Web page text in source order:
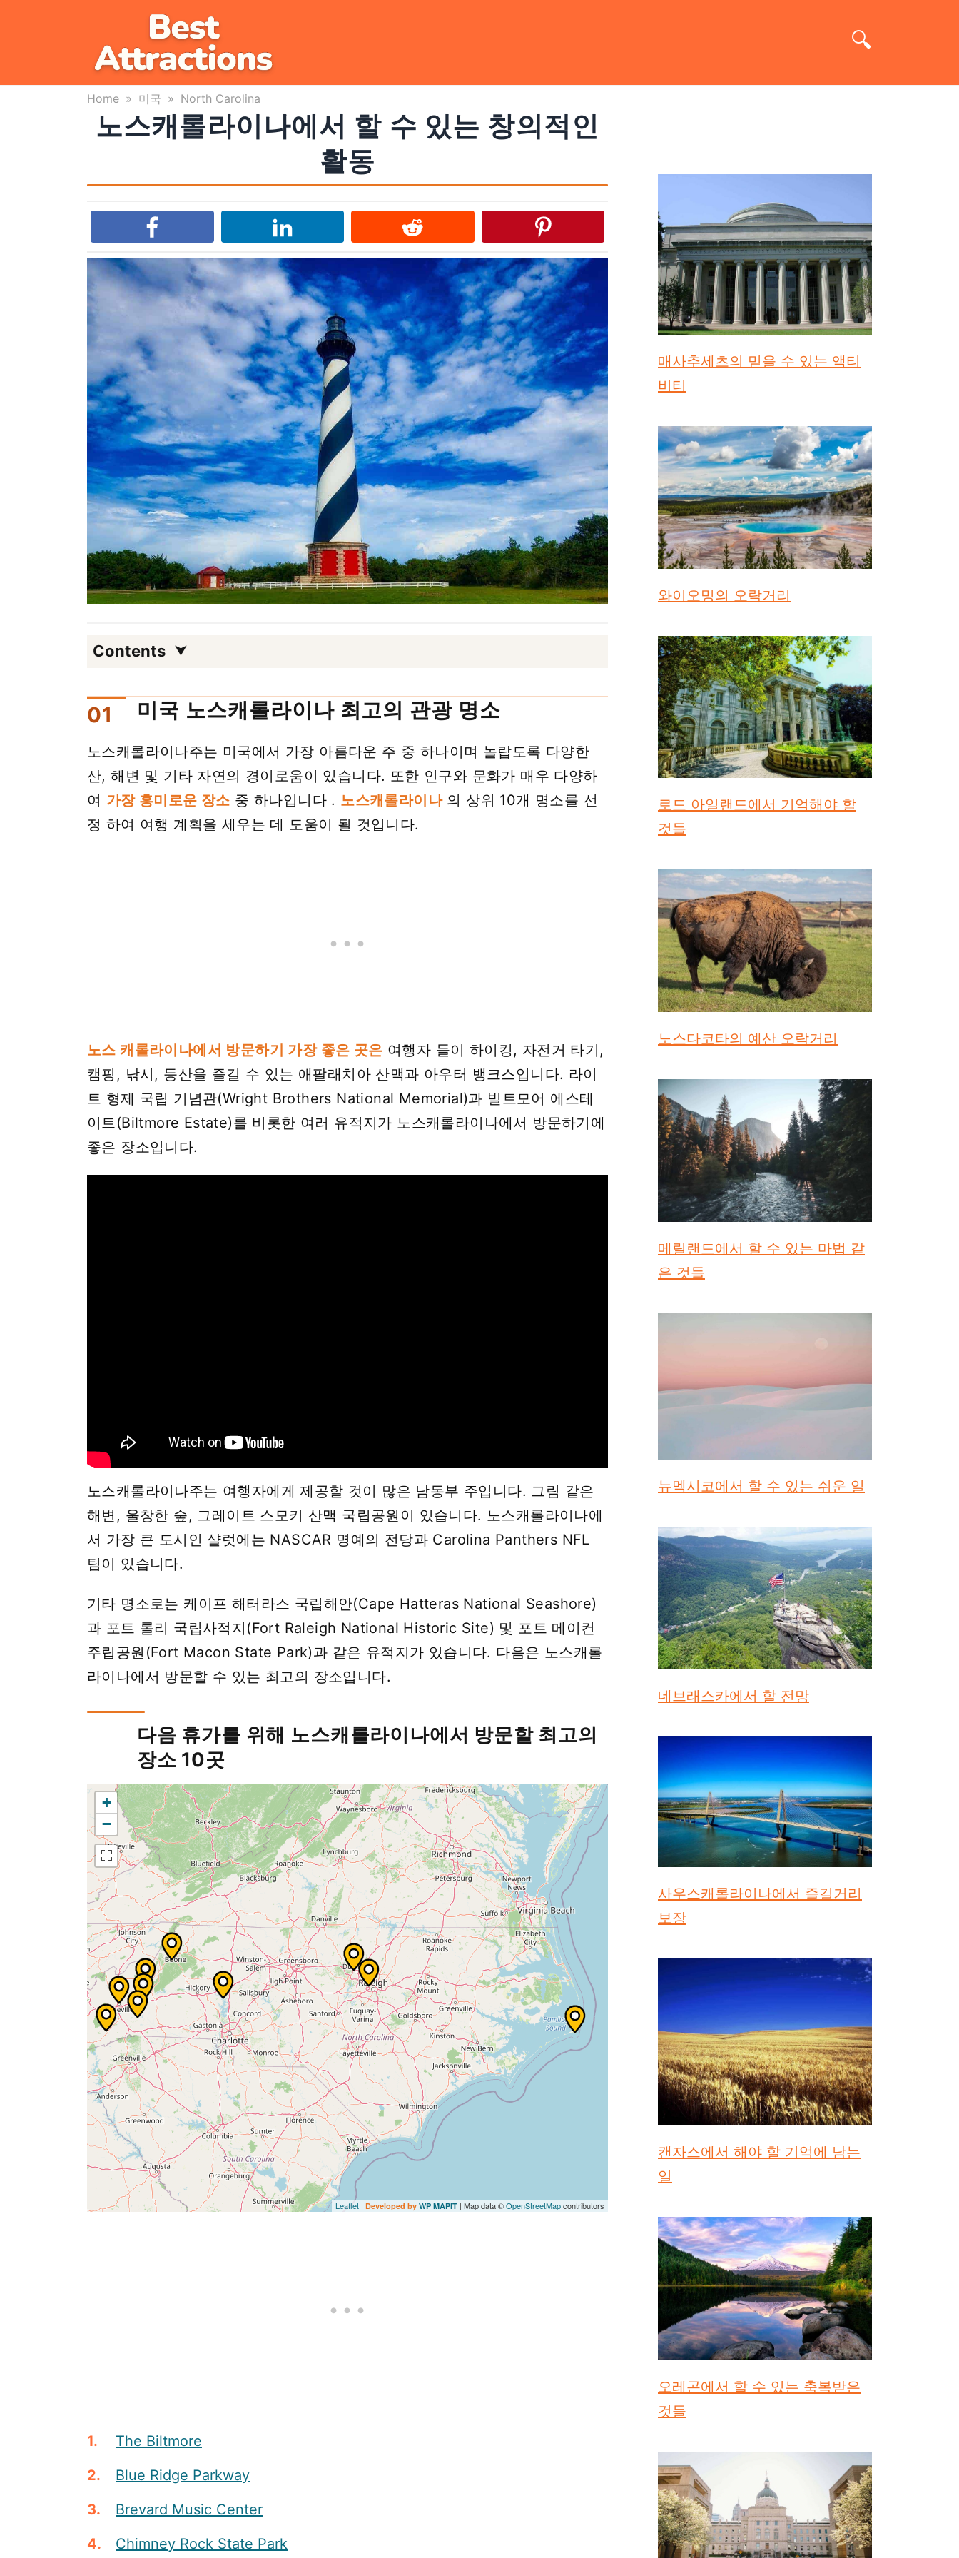
Home » 미국 » North Carolina
노스캐롤라이나에서 할 수 있는 창의적인
활동
Contents
미국 노스캐롤라이나 최고의 관광 명소
노스캐롤라이나주는 미국에서 가장 아름다운 주 중 하나이며 놀랍도록 다양한
산, 해변 및 기타 자연의 경이로움이 있습니다. 또한 인구와 문화가 매우 다양하
여 가장 흥미로운 장소 중 하나입니다 . 노스캐롤라이나의 상위 10개 명소를 선
정 하여 여행 계획을 세우는 데 도움이 될 것입니다.
노스 캐롤라이나에서 방문하기 가장 좋은 곳은 여행자 들이 하이킹, 자전거 타기,
캠핑, 낚시, 등산을 즐길 수 있는 애팔래치아 산맥과 아우터 뱅크스입니다. 라이
트 형제 국립 기념관(Wright Brothers National Memorial)과 빌트모어 에스테
이트(Biltmore Estate)를 비롯한 여러 유적지가 노스캐롤라이나에서 방문하기에
좋은 장소입니다.
노스캐롤라이나주는 여행자에게 제공할 것이 많은 남동부 주입니다. 그림 같은
해변, 울창한 숲, 그레이트 스모키 산맥 국립공원이 있습니다. 노스캐롤라이나에
서 가장 큰 도시인 샬럿에는 NASCAR 명예의 전당과 Carolina Panthers NFL
팀이 있습니다.
기타 명소로는 케이프 해터라스 국립해안(Cape Hatteras National Seashore)
과 포트 롤리 국립사적지(Fort Raleigh National Historic Site) 및 포트 메이컨
주립공원(Fort Macon State Park)과 같은 유적지가 있습니다. 다음은 노스캐롤
라이나에서 방문할 수 있는 최고의 장소입니다.
다음 휴가를 위해 노스캐롤라이나에서 방문할 최고의
장소 10곳
+
−
Leaflet | Developed by WP MAPIT | Map data ©OpenStreetMapcontributors
The Biltmore
Blue Ridge Parkway
Brevard Music Center
Chimney Rock State Park
매사추세츠의 믿을 수 있는 액티
비티
와이오밍의 오락거리
로드 아일랜드에서 기억해야 할
것들
노스다코타의 예산 오락거리
메릴랜드에서 할 수 있는 마법 같
은 것들
뉴멕시코에서 할 수 있는 쉬운 일
네브래스카에서 할 전망
사우스캐롤라이나에서 즐길거리
보장
캔자스에서 해야 할 기억에 남는
일
오레곤에서 할 수 있는 축복받은
것들